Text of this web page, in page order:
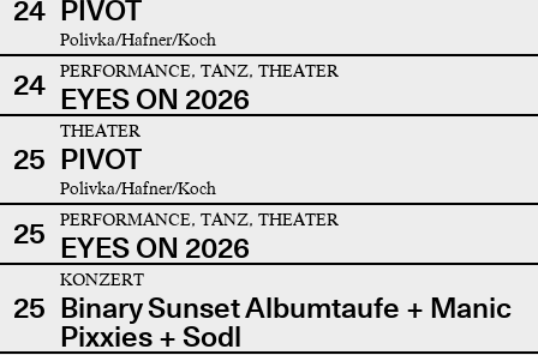
24 PIVOT
Polivka/Hafner/Koch
24 PERFORMANCE, TANZ, THEATER
EYES ON 2026
25
THEATER
PIVOT
Polivka/Hafner/Koch
25 PERFORMANCE, TANZ, THEATER
EYES ON 2026
25
KONZERT
Binary Sunset Albumtaufe + Manic
Pixxies + Sodl